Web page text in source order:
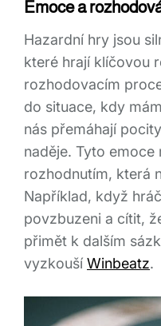
Emoce a
Hazardní hry jsou
které hrají klíčovou
rozhodovacím
do situace, kdy
nás přemáhají
naděje. Tyto
rozhodnutím, která
Například, když
povzbuzeni a cítit,
přimět k dalším
vyzkouší Winbeatz.